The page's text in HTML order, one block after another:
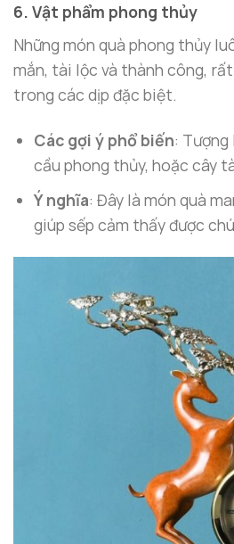
6. Vật phẩm phong thủy
Những món quà phong thủy
mắn, tài lộc và thành công,
trong các dịp đặc biệt.
Các gợi ý phổ biến:
cầu phong thủy, hoặc cây
Ý nghĩa: Đây là món quà
giúp sếp cảm thấy được